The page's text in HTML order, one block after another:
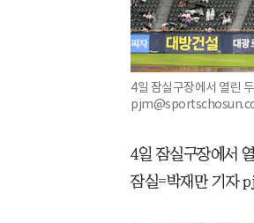
4일 잠실구장에서 열린
4일 잠실구장에서
잠실=박재만 기자